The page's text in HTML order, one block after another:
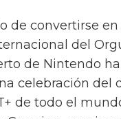
de convertirse
del
de Nintendo
celebración del
de todo el